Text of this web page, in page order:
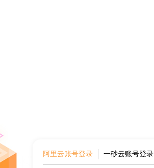
阿里云账号登录 一砂云账号登录